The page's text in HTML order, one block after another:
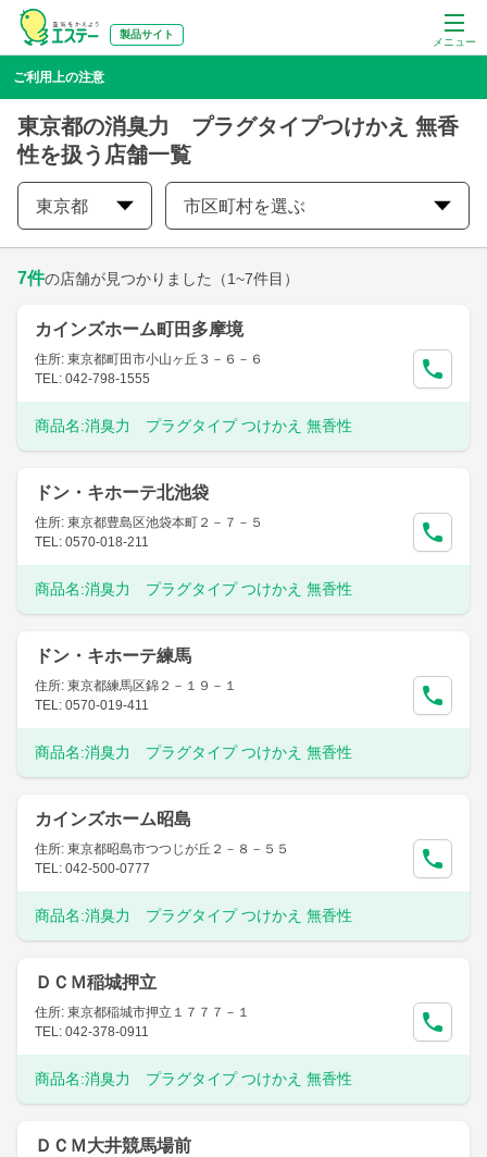
メニュー
製品サイト
ご利用上の注意
東京都の消臭力 プラグタイプつけかえ 無香
性を扱う店舗一覧
東京都 市区町村を選ぶ
7件の店舗が見つかりました （1~7件目）
カインズホーム町田多摩境
住所: 東京都町田市小山ヶ丘３－６－６
TEL: 042-798-1555
商品名:消臭力 プラグタイプ つけかえ 無香性
ドン・キホーテ北池袋
住所: 東京都豊島区池袋本町２－７－５
TEL: 0570-018-211
商品名:消臭力 プラグタイプ つけかえ 無香性
ドン・キホーテ練馬
住所: 東京都練馬区錦２－１９－１
TEL: 0570-019-411
商品名:消臭力 プラグタイプ つけかえ 無香性
カインズホーム昭島
住所: 東京都昭島市つつじが丘２－８－５５
TEL: 042-500-0777
商品名:消臭力 プラグタイプ つけかえ 無香性
ＤＣＭ稲城押立
住所: 東京都稲城市押立１７７７－１
TEL: 042-378-0911
商品名:消臭力 プラグタイプ つけかえ 無香性
ＤＣＭ大井競馬場前